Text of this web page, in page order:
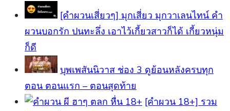
[คำผวนเสี่ยวๆ] มุกเสี่ยว มุกวาเลนไทน์ คำ
ผวนบอกรัก ปนทะลึ่ง เอาไว้เกี้ยวสาวก็ได้ เกี้ยวหนุ่ม
ก็ดี
บุพเพสันนิวาส ช่อง 3 ดูย้อนหลังครบทุก
ตอน ตอนแรก – ตอนสุดท้าย
[คําผวน 18+] รวม